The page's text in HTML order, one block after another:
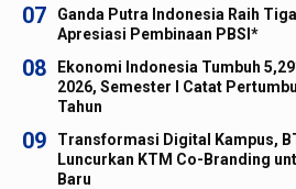
07
Ganda Putra Indonesia Raih
Apresiasi Pembinaan PBSI*
08
Ekonomi Indonesia Tumbuh
2026, Semester I Catat
Tahun
09
Transformasi Digital Kampus,
Luncurkan KTM Co-Branding
Baru